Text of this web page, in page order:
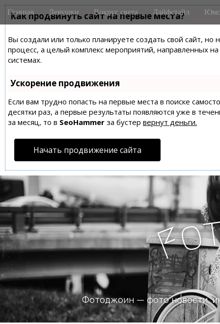
Как продвинуть сайт на первые места?
Вы создали или только планируете создать свой сайт,
процесс, а целый комплекс мероприятий, направленных
системах.
Ускорение продвижения
Если вам трудно попасть на первые места в поиске
десятки раз, а первые результаты появляются уже в
за месяц, то в SeoHammer за бустер вернут деньги.
Начать продвижение сайта
M
a
n
m
e
n
u
i
Главная Девушки Вокруг света Лайфстайл
Fo
Фотоджоин — фото новости,